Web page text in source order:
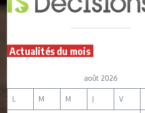
Actualités du mois
août 2026
L M M J V